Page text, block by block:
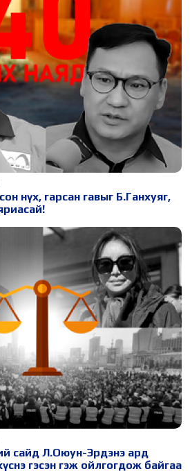
нүх, гарсан гавыг Б.Ганхуяг,
сайд Л.Оюун-Эрдэнэ ард
гэсэн гэж ойлгогдож байгаа